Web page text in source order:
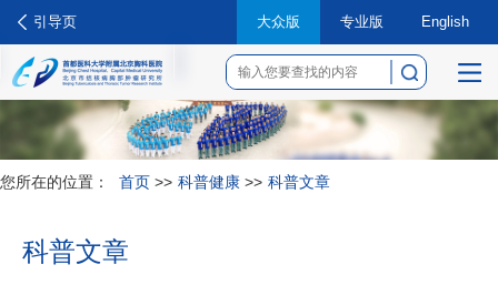
引导页 大众版 专业版 English
菜
您所在的位置： 首页 >> 科普健康 >> 科普文章
科普文章